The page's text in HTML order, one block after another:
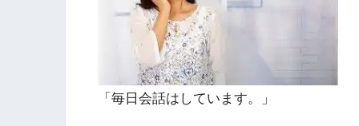
「毎日会話はしています。」